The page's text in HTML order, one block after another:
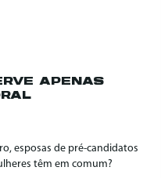
APENAS
esposas de pré-candidatos
têm em comum?